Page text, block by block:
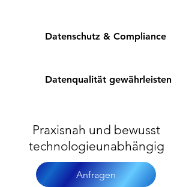
Datenschutz & Compliance
Datenqualität gewährleisten
Praxisnah und bewusst
technologieunabhängig
Anfragen